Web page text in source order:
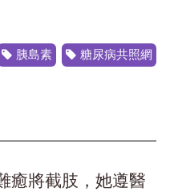
胰島素 糖尿病共照網
癒將截肢，她遵醫